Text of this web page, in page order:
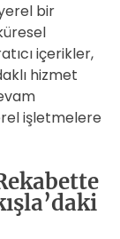
bir
içerikler,
hizmet
işletmelere